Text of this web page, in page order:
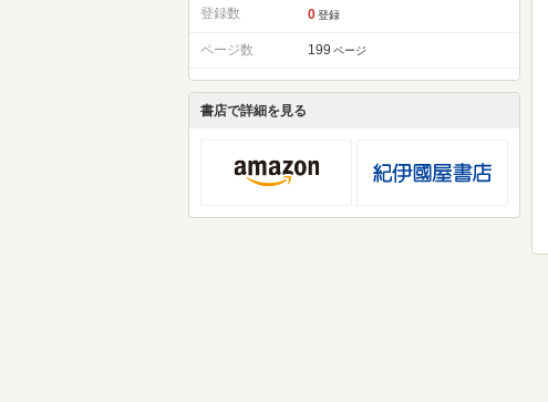
登録数 0 登録
ページ数 199 ページ
書店で詳細を見る